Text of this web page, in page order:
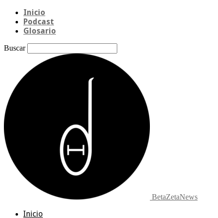
Inicio
Podcast
Glosario
Buscar
BetaZetaNews
Inicio